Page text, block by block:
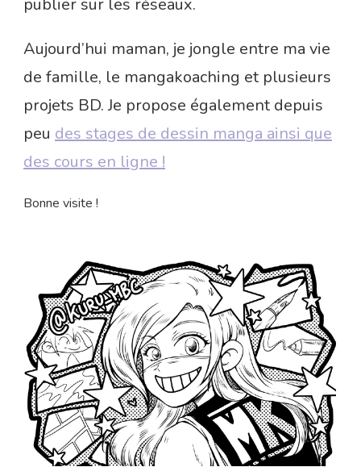
Aujourd’hui maman, je jongle entre ma vie
de famille, le mangakoaching et plusieurs
projets BD. Je propose également depuis
peu des stages de dessin manga ainsi que
des cours en ligne !
Bonne visite !